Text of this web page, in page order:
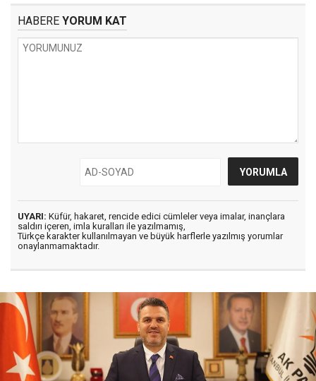
HABERE YORUM KAT
UYARI: Küfür, hakaret, rencide edici cümleler veya imalar, inançlara
saldırı içeren, imla kuralları ile yazılmamış,
Türkçe karakter kullanılmayan ve büyük harflerle yazılmış yorumlar
onaylanmamaktadır.